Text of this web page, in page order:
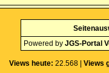
Powered by JGS-Portal
Views heute: 22.568 | Views